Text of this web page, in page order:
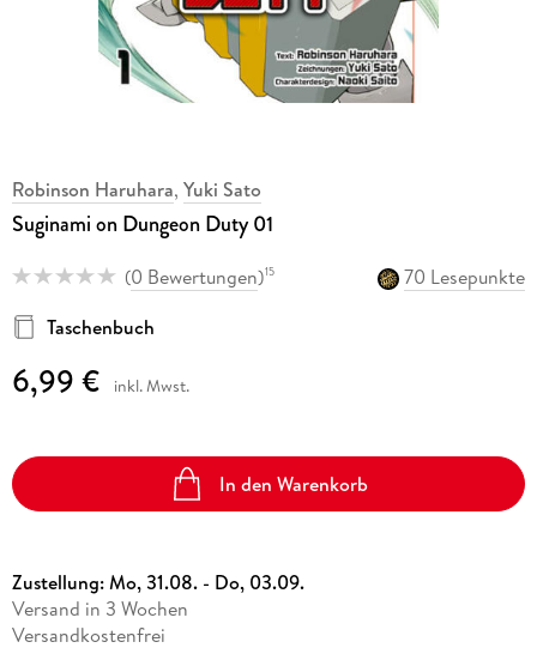
Robinson Haruhara, Yuki Sato
Suginami on Dungeon Duty 01
(0 Bewertungen)15
70 Lesepunkte
Taschenbuch
6,99 € inkl. Mwst.
In den Warenkorb
Zustellung:Mo, 31.08. - Do, 03.09.
Versand in 3 Wochen
Versandkostenfrei